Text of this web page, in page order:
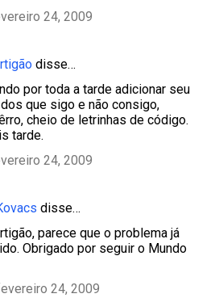
24, 2009
disse…
por toda a tarde adicionar seu
que sigo e não consigo,
cheio de letrinhas de código.
tarde.
24, 2009
disse…
parece que o problema já
Obrigado por seguir o Mundo
24, 2009